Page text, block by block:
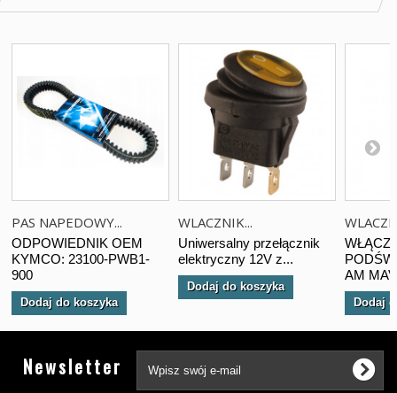
PAS NAPEDOWY...
ODPOWIEDNIK OEM
KYMCO: 23100-PWB1-
900
Dodaj do koszyka
WLACZNIK...
Uniwersalny przełącznik
elektryczny 12V z...
Dodaj do koszyka
AM
Dodaj
Newsletter